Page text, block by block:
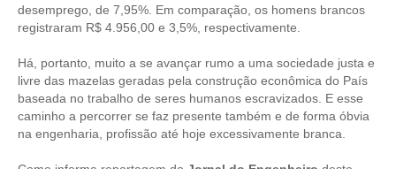
EMPREGO E ESTÁGIO
CARREIRA
AUTÔNOMOS E SERVIÇOS
NEWSLETTER
desemprego, de 7,95%. Em comparação, os homens brancos
registraram R$ 4.956,00 e 3,5%, respectivamente.
Há, portanto, muito a se avançar rumo a uma sociedade justa e
livre das mazelas geradas pela construção econômica do País
baseada no trabalho de seres humanos escravizados. E esse
caminho a percorrer se faz presente também e de forma óbvia
na engenharia, profissão até hoje excessivamente branca.